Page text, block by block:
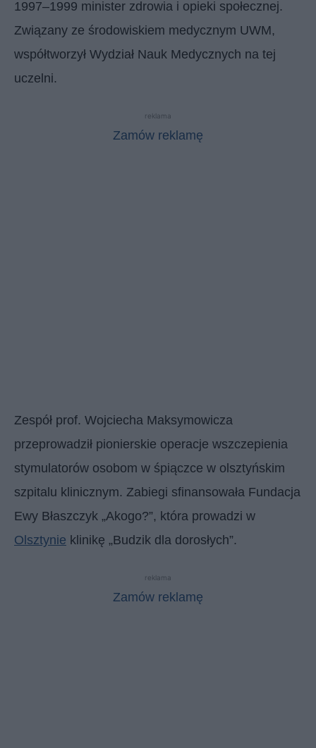
1997–1999 minister zdrowia i opieki społecznej.
Związany ze środowiskiem medycznym UWM,
współtworzył Wydział Nauk Medycznych na tej
uczelni.
reklama
Zamów reklamę
Zespół prof. Wojciecha Maksymowicza
przeprowadził pionierskie operacje wszczepienia
stymulatorów osobom w śpiączce w olsztyńskim
szpitalu klinicznym. Zabiegi sfinansowała Fundacja
Ewy Błaszczyk „Akogo?”, która prowadzi w
Olsztynie klinikę „Budzik dla dorosłych”.
reklama
Zamów reklamę